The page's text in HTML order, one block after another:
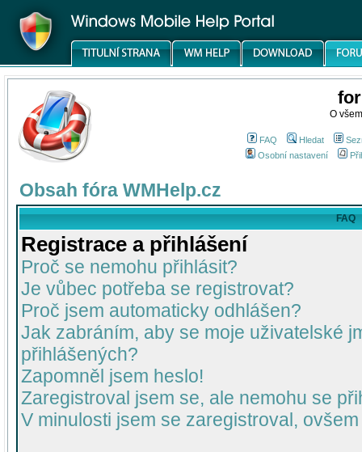
O
FAQ Hledat
Osobní nastavení
Obsah fóra WMHelp.cz
FAQ
Registrace a přihlášení
Proč se nemohu přihlásit?
Je vůbec potřeba se registrovat?
Proč jsem automaticky odhlášen?
Jak zabráním, aby se moje uživatelské
přihlášených?
Zapomněl jsem heslo!
Zaregistroval jsem se, ale nemohu se
V minulosti jsem se zaregistroval,